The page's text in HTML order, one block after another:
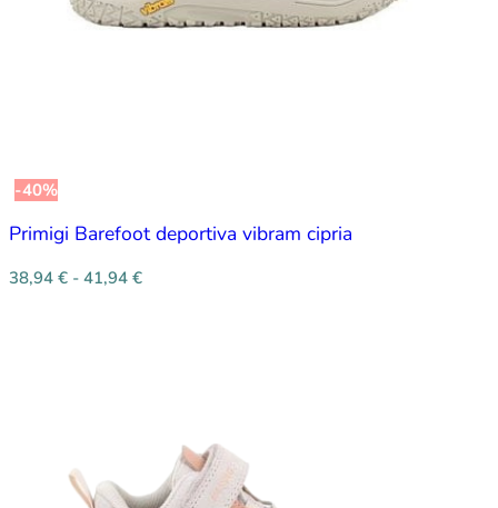
-40%
Primigi Barefoot deportiva vibram cipria
38,94 € - 41,94 €